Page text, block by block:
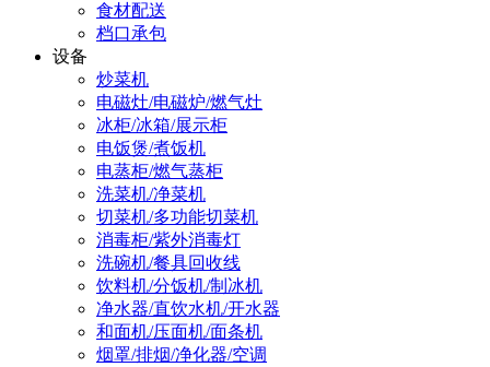
食材配送
档口承包
设备
炒菜机
电磁灶/电磁炉/燃气灶
冰柜/冰箱/展示柜
电饭煲/煮饭机
电蒸柜/燃气蒸柜
洗菜机/净菜机
切菜机/多功能切菜机
消毒柜/紫外消毒灯
洗碗机/餐具回收线
饮料机/分饭机/制冰机
净水器/直饮水机/开水器
和面机/压面机/面条机
烟罩/排烟/净化器/空调